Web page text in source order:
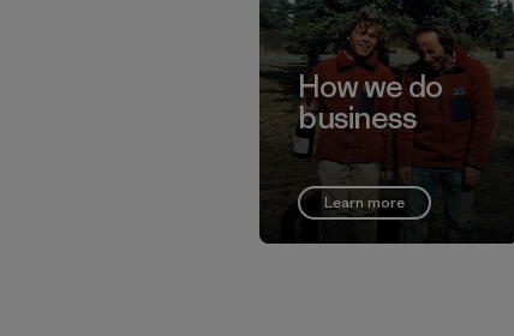
How we do
business
Learn more